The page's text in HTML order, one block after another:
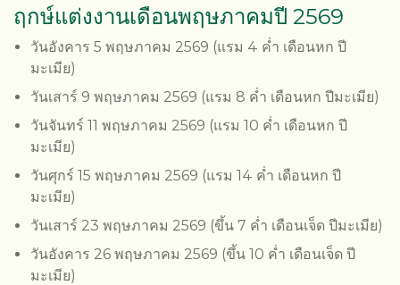
ฤกษ์แต่งงานเดือนพฤษภาคมปี 2569
วันอังคาร 5 พฤษภาคม 2569 (แรม 4 ค่ำ เดือนหก ปี
มะเมีย)
วันเสาร์ 9 พฤษภาคม 2569 (แรม 8 ค่ำ เดือนหก ปีมะเมีย)
วันจันทร์ 11 พฤษภาคม 2569 (แรม 10 ค่ำ เดือนหก ปี
มะเมีย)
วันศุกร์ 15 พฤษภาคม 2569 (แรม 14 ค่ำ เดือนหก ปี
มะเมีย)
วันเสาร์ 23 พฤษภาคม 2569 (ขึ้น 7 ค่ำ เดือนเจ็ด ปีมะเมีย)
วันอังคาร 26 พฤษภาคม 2569 (ขึ้น 10 ค่ำ เดือนเจ็ด ปี
มะเมีย)